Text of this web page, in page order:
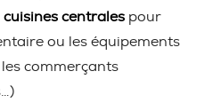
cuisines centrales pour
ou les équipements
commerçants